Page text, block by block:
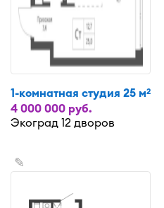
1-комнатная студия 25 м2
4 000 000 руб.
Экоград 12 дворов
✎